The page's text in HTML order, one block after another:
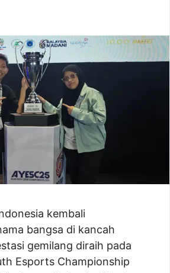
kembali
bangsa di kancah
gemilang diraih pada
Esports Championship